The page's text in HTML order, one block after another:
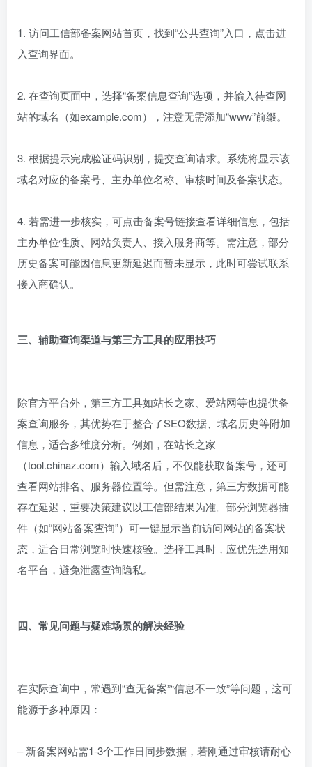
1. 访问工信部备案网站首页，找到“公共查询”入口，点击进
入查询界面。
2. 在查询页面中，选择“备案信息查询”选项，并输入待查网
站的域名（如example.com），注意无需添加“www”前缀。
3. 根据提示完成验证码识别，提交查询请求。系统将显示该
域名对应的备案号、主办单位名称、审核时间及备案状态。
4. 若需进一步核实，可点击备案号链接查看详细信息，包括
主办单位性质、网站负责人、接入服务商等。需注意，部分
历史备案可能因信息更新延迟而暂未显示，此时可尝试联系
接入商确认。
三、辅助查询渠道与第三方工具的应用技巧
除官方平台外，第三方工具如站长之家、爱站网等也提供备
案查询服务，其优势在于整合了SEO数据、域名历史等附加
信息，适合多维度分析。例如，在站长之家
（tool.chinaz.com）输入域名后，不仅能获取备案号，还可
查看网站排名、服务器位置等。但需注意，第三方数据可能
存在延迟，重要决策建议以工信部结果为准。部分浏览器插
件（如“网站备案查询”）可一键显示当前访问网站的备案状
态，适合日常浏览时快速核验。选择工具时，应优先选用知
名平台，避免泄露查询隐私。
四、常见问题与疑难场景的解决经验
在实际查询中，常遇到“查无备案”“信息不一致”等问题，这可
能源于多种原因：
– 新备案网站需1-3个工作日同步数据，若刚通过审核请耐心